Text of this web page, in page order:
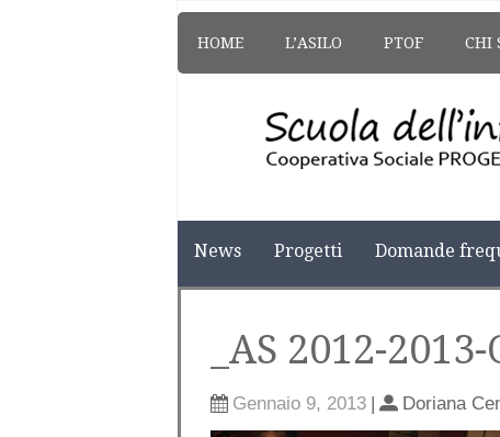
HOME L’ASILO PTOF CHI
News Progetti Domande
_AS 2012-
Gennaio 9, 2013 | Doriana